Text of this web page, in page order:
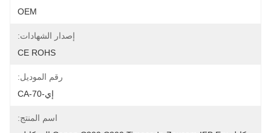
OEM
إصدار الشهادات:
CE ROHS
رقم الموديل:
إي-CA-70
اسم المنتج: